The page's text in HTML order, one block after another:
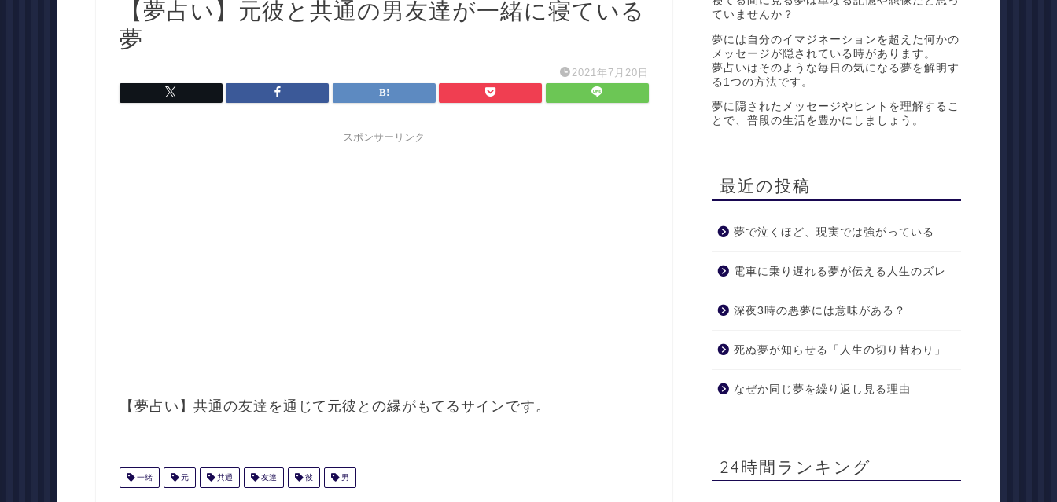
【夢占い】元彼と共通の男友達が一緒に寝ている
夢
2021年7月20日
スポンサーリンク
【夢占い】共通の友達を通じて元彼との縁がもてるサインです。
一緒 元 共通 友達 彼 男
ていませんか？
夢には自分のイマジネーションを超えた何かの
メッセージが隠されている時があります。
夢占いはそのような毎日の気になる夢を解明す
る1つの方法です。
夢に隠されたメッセージやヒントを理解するこ
とで、普段の生活を豊かにしましょう。
最近の投稿
夢で泣くほど、現実では強がっている
電車に乗り遅れる夢が伝える人生のズレ
深夜3時の悪夢には意味がある？
死ぬ夢が知らせる「人生の切り替わり」
なぜか同じ夢を繰り返し見る理由
24時間ランキング